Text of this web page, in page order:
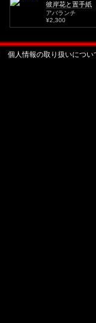
彼岸花と置手紙
アバランチ
¥2,300
個人情報の取り扱いについ